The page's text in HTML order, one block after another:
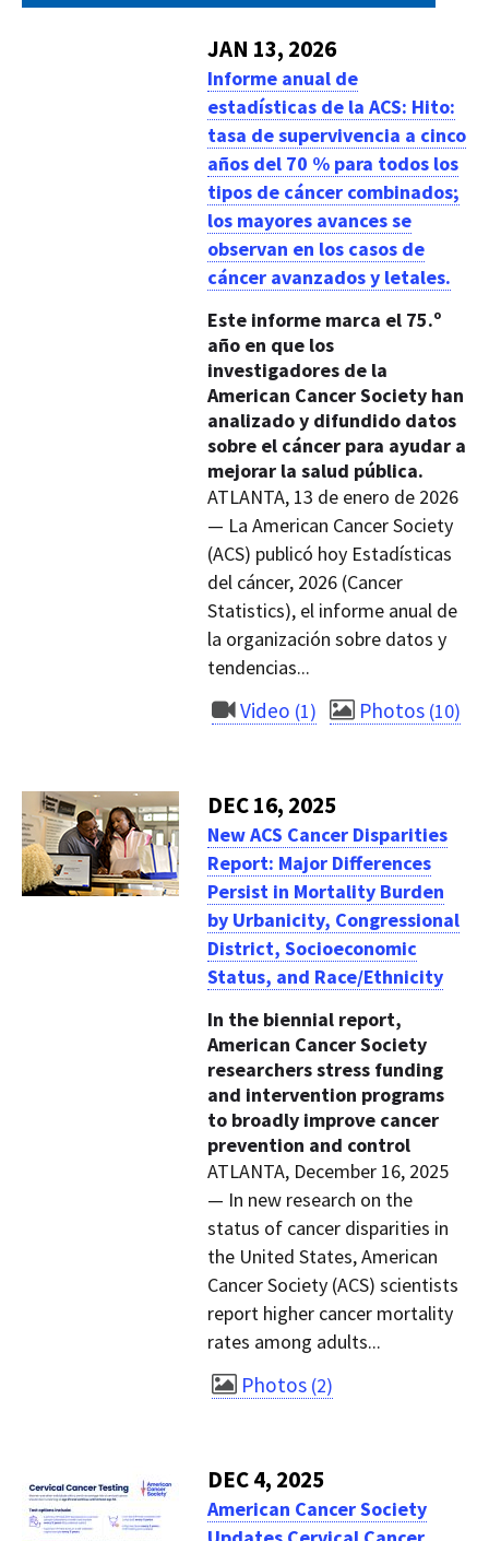
JAN 13, 2026
Informe anual de
estadísticas de la ACS: Hito:
tasa de supervivencia a cinco
años del 70 % para todos los
tipos de cáncer combinados;
los mayores avances se
observan en los casos de
cáncer avanzados y letales.
Este informe marca el 75.º
año en que los
investigadores de la
American Cancer Society han
analizado y difundido datos
sobre el cáncer para ayudar a
mejorar la salud pública.
ATLANTA, 13 de enero de 2026
— La American Cancer Society
(ACS) publicó hoy Estadísticas
del cáncer, 2026 (Cancer
Statistics), el informe anual de
la organización sobre datos y
tendencias...
Video 1 Photos 10
DEC 16, 2025
New ACS Cancer Disparities
Report: Major Differences
Persist in Mortality Burden
by Urbanicity, Congressional
District, Socioeconomic
Status, and Race/Ethnicity
In the biennial report,
American Cancer Society
researchers stress funding
and intervention programs
to broadly improve cancer
prevention and control
ATLANTA, December 16, 2025
— In new research on the
status of cancer disparities in
the United States, American
Cancer Society (ACS) scientists
report higher cancer mortality
rates among adults...
Photos 2
DEC 4, 2025
American Cancer Society